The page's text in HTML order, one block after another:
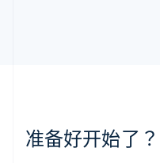
准备好开始了？
挪威